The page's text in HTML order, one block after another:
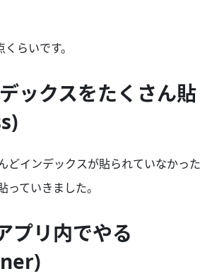
らいです。
ックスをたくさん貼
どインデックスが貼られていなかった
っていきました。
プリ内でやる